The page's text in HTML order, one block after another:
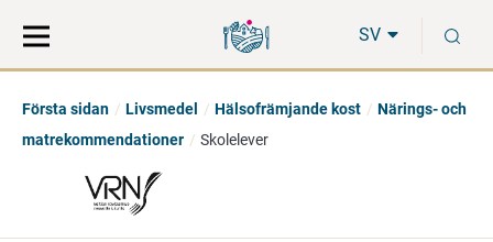
direkt
till
på
hela
SV
Första sidan Livsmedel Hälsofrämjande kost
Närings- och
matrekommendationer
Skolelever